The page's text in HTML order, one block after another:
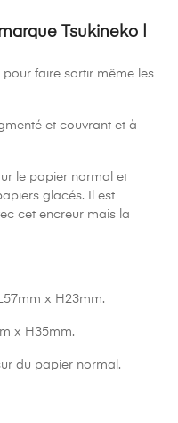
Tsukineko |
faire sortir même les
et couvrant et à
le papier normal et
glacés. Il est
cet encreur mais la
x H23mm.
x H35mm.
du papier normal.